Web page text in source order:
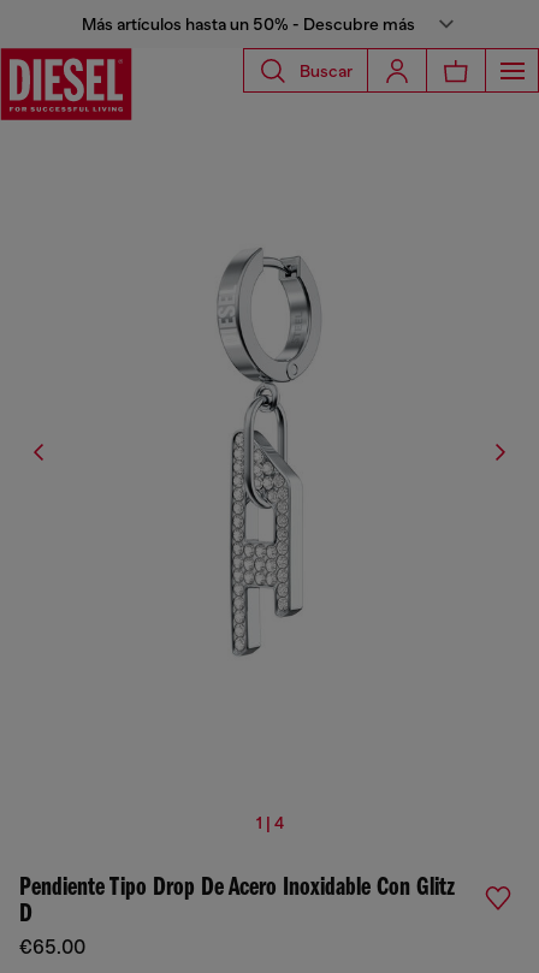
Más artículos hasta un 50% - Descubre más
Buscar
1 | 4
Pendiente Tipo Drop De Acero Inoxidable Con Glitz
D
€65.00